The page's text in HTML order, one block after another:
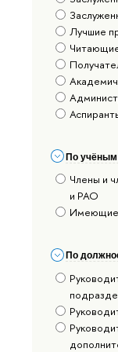
Лучшие
По учёным
Члены и
и РАО
Имеющие
По